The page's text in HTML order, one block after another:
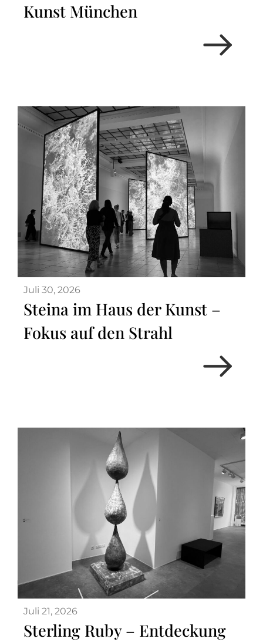
Kunst München
Juli 30, 2026
Steina im Haus der Kunst –
Fokus auf den Strahl
Juli 21, 2026
Sterling Ruby – Entdeckung